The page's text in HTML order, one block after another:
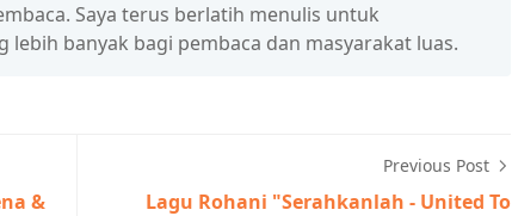
Saya terus berlatih menulis untuk
lebih banyak bagi pembaca dan masyarakat luas.
&
Previous Post
Lagu Rohani "Serahkanlah - United To